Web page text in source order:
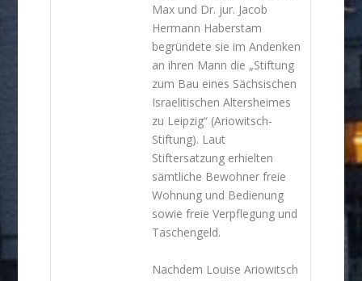
Max und Dr. jur. Jacob
Hermann Haberstam
begründete sie im Andenken
an ihren Mann die „Stiftung
zum Bau eines Sächsischen
Israelitischen Altersheimes
zu Leipzig“ (Ariowitsch-
Stiftung). Laut
Stiftersatzung erhielten
sämtliche Bewohner freie
Wohnung und Bedienung
sowie freie Verpflegung und
Taschengeld.
Nachdem Louise Ariowitsch